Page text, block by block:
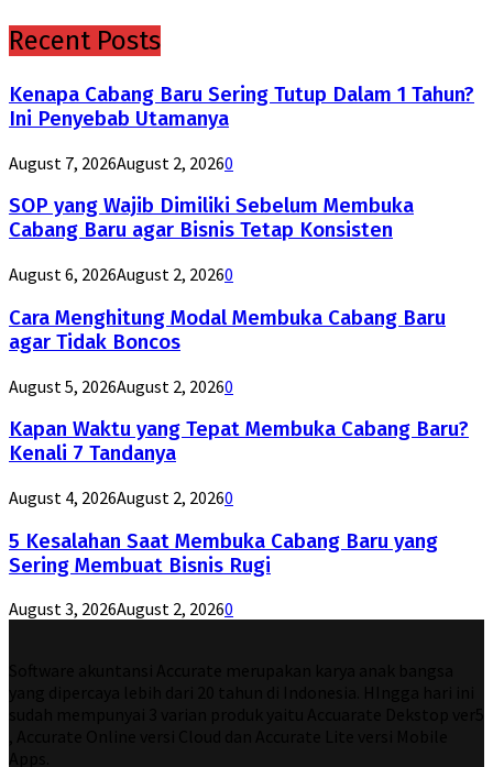
Recent Posts
Kenapa Cabang Baru Sering Tutup Dalam 1 Tahun?
Ini Penyebab Utamanya
August 7, 2026August 2, 20260
SOP yang Wajib Dimiliki Sebelum Membuka
Cabang Baru agar Bisnis Tetap Konsisten
August 6, 2026August 2, 20260
Cara Menghitung Modal Membuka Cabang Baru
agar Tidak Boncos
August 5, 2026August 2, 20260
Kapan Waktu yang Tepat Membuka Cabang Baru?
Kenali 7 Tandanya
August 4, 2026August 2, 20260
5 Kesalahan Saat Membuka Cabang Baru yang
Sering Membuat Bisnis Rugi
August 3, 2026August 2, 20260